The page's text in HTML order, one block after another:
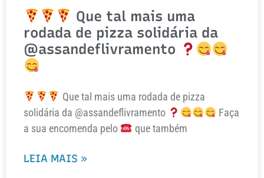
Que tal mais uma
rodada de pizza solidária da
@assandeflivramento
Que tal mais uma rodada de pizza
solidária da @assandeflivramento
Faça
a sua encomenda pelo
que também
LEIA MAIS »